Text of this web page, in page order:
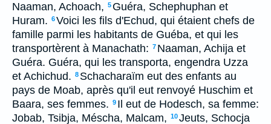
Naaman, Achoach, 5 Guéra, Schephuphan et
Huram. 6Voici les fils d'Echud, qui étaient chefs de
famille parmi les habitants de Guéba, et qui les
transportèrent à Manachath: 7 Naaman, Achija et
Guéra. Guéra, qui les transporta, engendra Uzza
et Achichud. 8 Schacharaïm eut des enfants au
pays de Moab, après qu'il eut renvoyé Huschim et
Baara, ses femmes. 9 Il eut de Hodesch, sa femme:
Jobab, Tsibja, Méscha, Malcam, 10Jeuts, Schocja